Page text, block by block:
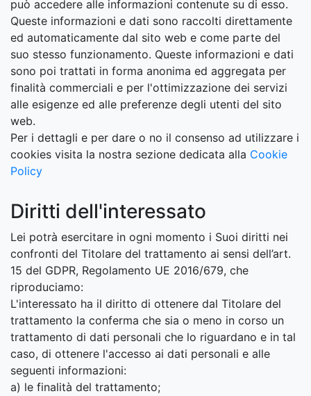
può accedere alle informazioni contenute su di esso.
Queste informazioni e dati sono raccolti direttamente
ed automaticamente dal sito web e come parte del
suo stesso funzionamento. Queste informazioni e dati
sono poi trattati in forma anonima ed aggregata per
finalità commerciali e per l'ottimizzazione dei servizi
alle esigenze ed alle preferenze degli utenti del sito
web.
Per i dettagli e per dare o no il consenso ad utilizzare i
cookies visita la nostra sezione dedicata alla Cookie
Policy
Diritti dell'interessato
Lei potrà esercitare in ogni momento i Suoi diritti nei
confronti del Titolare del trattamento ai sensi dell’art.
15 del GDPR, Regolamento UE 2016/679, che
riproduciamo:
L'interessato ha il diritto di ottenere dal Titolare del
trattamento la conferma che sia o meno in corso un
trattamento di dati personali che lo riguardano e in tal
caso, di ottenere l'accesso ai dati personali e alle
seguenti informazioni:
a) le finalità del trattamento;